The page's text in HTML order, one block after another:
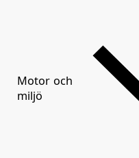
Motor och
miljö